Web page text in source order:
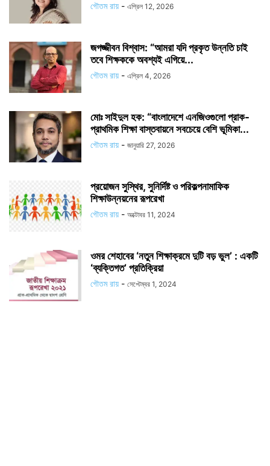
গৌতম রায় - এপ্রিল 12, 2026
জগজ্জীবন বিশ্বাস: “আমরা যদি প্রকৃত উন্নতি চাই
তবে শিক্ষককে অবশ্যই এগিয়ে...
গৌতম রায় - এপ্রিল 4, 2026
মোঃ সাইদুল হক: “বাংলাদেশে এনজিওগুলো প্রাক-
প্রাথমিক শিক্ষা বাস্তবায়নে সবচেয়ে বেশি ভূমিকা...
গৌতম রায় - জানুয়ারি 27, 2026
প্রয়োজন সুস্থির, সুনির্দিষ্ট ও পরিকল্পনামাফিক
শিক্ষাউন্নয়নের রূপরেখা
গৌতম রায় - অক্টোবর 11, 2024
ওমর শেহাবের ‘নতুন শিক্ষাক্রমে দুটি বড় ভুল’ : একটি
‘ব্যক্তিগত’ প্রতিক্রিয়া
গৌতম রায় - সেপ্টেম্বর 1, 2024